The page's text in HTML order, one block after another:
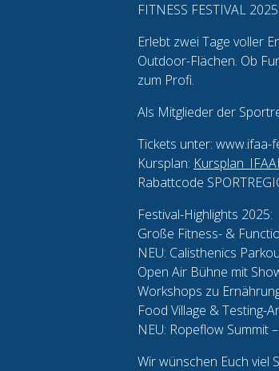
FITNESS FESTIVAL
Erlebt zwei Tage voller
Outdoor-Flächen. Ob
zum Profi.
Als Mitglieder der
Tickets unter: www.ifaa-
Kursplan:
Rabattcode
Festival-Highlights 2025:
Große Fitness- &
NEU: Calisthenics
Open Air Bühne mit
Workshops zu
Food Village & Testing-
NEU: Ropeflow Summit
Wir wünschen Euch viel